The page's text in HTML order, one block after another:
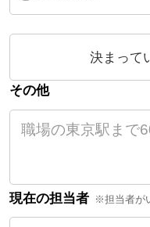
決まって
その他
現在の担当者 ※担当者が